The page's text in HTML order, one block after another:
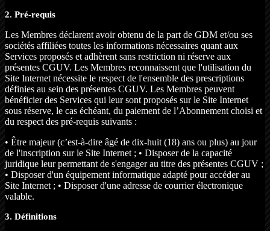
2. Pré-requis
Les Membres déclarent avoir obtenu de la part de GDM et/ou ses
sociétés affiliées toutes les informations nécessaires quant aux
Services proposés et adhèrent sans restriction ni réserve aux
présentes CGUV. Les Membres reconnaissent que l'utilisation du
Site Internet nécessite le respect de l'ensemble des prescriptions
définies au sein des présentes CGUV. Les Membres peuvent
bénéficier des Services qui leur sont proposés sur le Site Internet
sous réserve, le cas échéant, du paiement de l’Abonnement choisi et
du respect des pré-requis suivants :
• Être majeur (c’est-à-dire âgé de dix-huit (18) ans ou plus) au jour
de l'inscription sur le Site Internet ; • Disposer de la capacité
juridique leur permettant de s'engager au titre des présentes CGUV ;
• Disposer d'un équipement informatique adapté pour accéder au
Site Internet ; • Disposer d'une adresse de courrier électronique
valable.
3. Définitions